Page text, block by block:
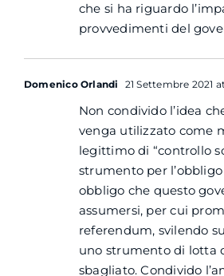
che si ha riguardo
provvedimenti del
Domenico Orlandi 21 Settembre 2021
Non condivido l’idea
venga utilizzato come
legittimo di “controllo
strumento per
obbligo che questo
assumersi, per cui
referendum, svilendo
uno strumento di lotta
sbagliato. Condivido